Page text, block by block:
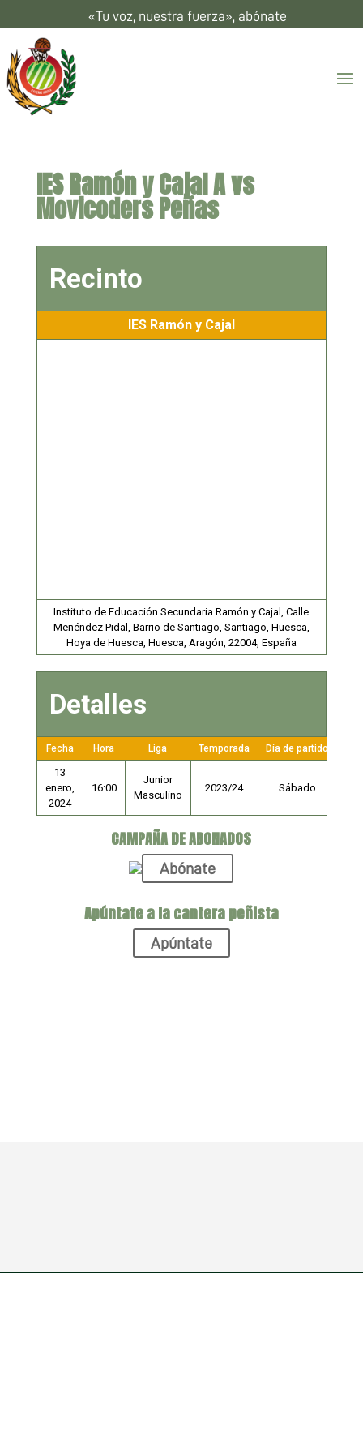
«Tu voz, nuestra fuerza», abónate
IES Ramón y Cajal A vs
Movicoders Peñas
Recinto
IES Ramón y Cajal
Instituto de Educación Secundaria Ramón y Cajal, Calle
Menéndez Pidal, Barrio de Santiago, Santiago, Huesca,
Hoya de Huesca, Huesca, Aragón, 22004, España
Detalles
Fecha Hora Liga Temporada Día de partido
13
enero,
2024
16:00
Junior
Masculino
2023/24 Sábado
CAMPAÑA DE ABONADOS
Abónate
Apúntate a la cantera peñista
Apúntate